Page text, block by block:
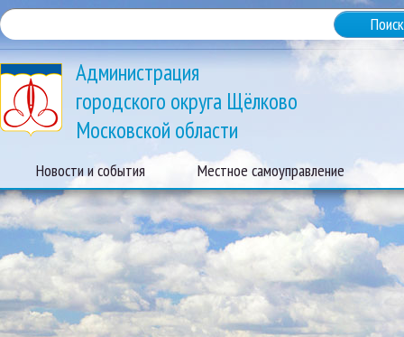
Администрация
городского округа Щёлково
Московской области
Новости и события Местное самоуправление